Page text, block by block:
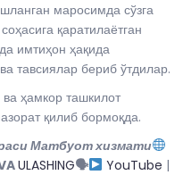
маросимда сўзга
қаратилаётган
имтиҳон ҳақида
тавсиялар бериб ўтдилар.
ҳамкор ташкилот
қилиб бормоқда.
Матбуот хизмати
ULASHING🗣 YouTube |